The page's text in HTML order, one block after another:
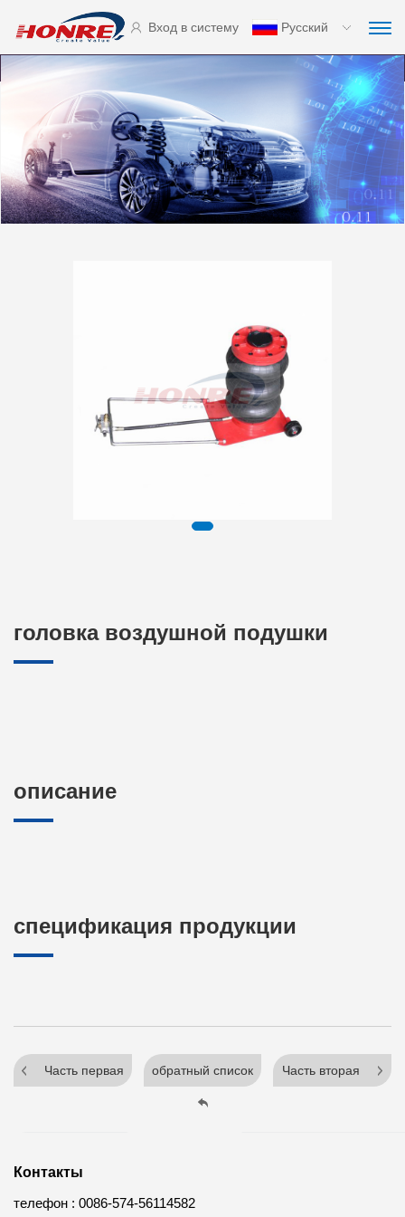
Вход в систему Русский
головка воздушной подушки
описание
спецификация продукции
Часть первая обратный список Часть вторая
Контакты
телефон : 0086-574-56114582